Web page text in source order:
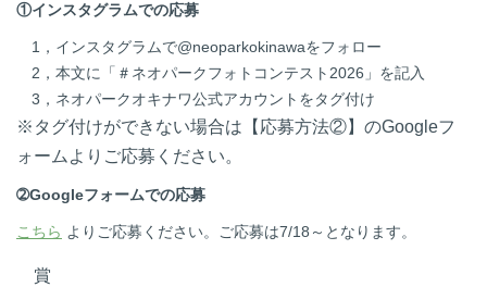
①インスタグラムでの応募
1，インスタグラムで@neoparkokinawaをフォロー
2，本文に「＃ネオパークフォトコンテスト 2026 」を記入
3，ネオパークオキナワ公式アカウントをタグ付け
※タグ付けができない場合は【応募方法②】のGoogleフ
ォームよりご応募ください。
➁Googleフォームでの応募
こちら よりご応募ください。ご応募は7/18 ～となります。
賞